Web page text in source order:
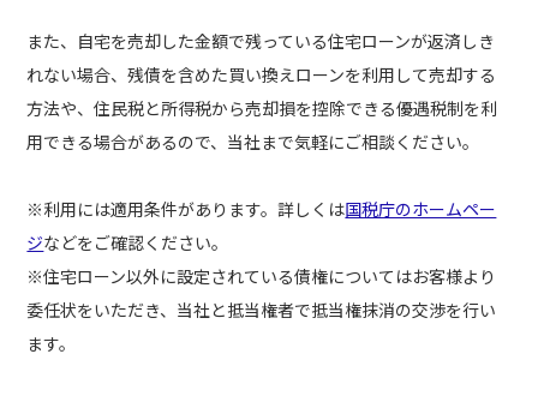
また、自宅を売却した金額で残っている住宅ローンが返済しき
れない場合、残債を含めた買い換えローンを利用して売却する
方法や、住民税と所得税から売却損を控除できる優遇税制を利
用できる場合があるので、当社まで気軽にご相談ください。
※利用には適用条件があります。詳しくは国税庁のホームペー
ジなどをご確認ください。
※住宅ローン以外に設定されている債権についてはお客様より
委任状をいただき、当社と抵当権者で抵当権抹消の交渉を行い
ます。